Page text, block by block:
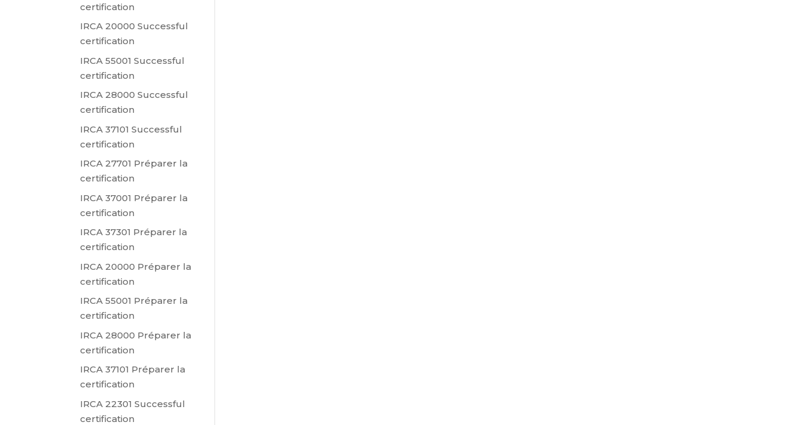
certification
IRCA 20000 Successful
certification
IRCA 55001 Successful
certification
IRCA 28000 Successful
certification
IRCA 37101 Successful
certification
IRCA 27701 Préparer la
certification
IRCA 37001 Préparer la
certification
IRCA 37301 Préparer la
certification
IRCA 20000 Préparer la
certification
IRCA 55001 Préparer la
certification
IRCA 28000 Préparer la
certification
IRCA 37101 Préparer la
certification
IRCA 22301 Successful
certification